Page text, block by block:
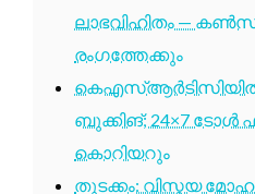
ലാഭവിഹിതം —
രംഗത്തേക്കും
കെഎസ്ആർടിസിയിൽ
ബുക്കിങ്; 24×7 ടോൾ
കൊറിയറും
തുടക്കം: വിസ്മയ